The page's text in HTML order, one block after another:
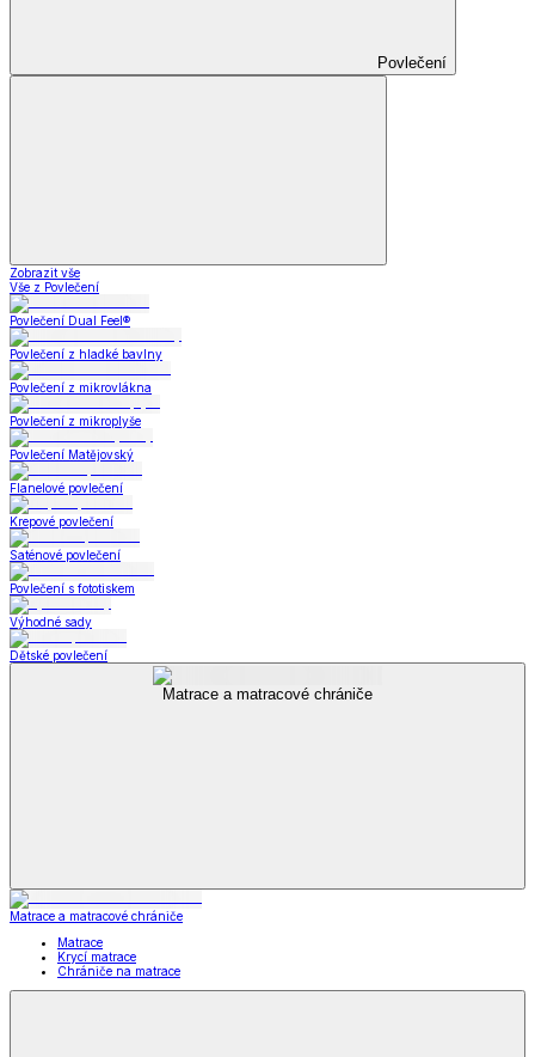
Povlečení
Zobrazit vše
Vše z Povlečení
Povlečení Dual Feel®
Povlečení z hladké bavlny
Povlečení z mikrovlákna
Povlečení z mikroplyše
Povlečení Matějovský
Flanelové povlečení
Krepové povlečení
Saténové povlečení
Povlečení s fototiskem
Výhodné sady
Dětské povlečení
Matrace a matracové chrániče
Matrace a matracové chrániče
Matrace
Krycí matrace
Chrániče na matrace